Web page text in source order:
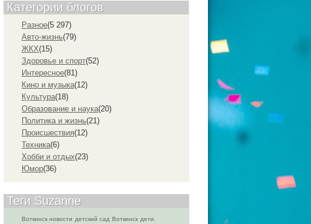
Категории блогов
Разное(5 297)
Авто-жизнь(79)
ЖКХ(15)
Здоровье и спорт(52)
Интересное(81)
Кино и музыка(12)
Культура(18)
Образование и наука(20)
Политика и жизнь(21)
Проиcшествия(12)
Техника(6)
Хобби и отдых(23)
Юмор(36)
Теги Suzanne
Воткинск новости детский сад Воткинск дети.